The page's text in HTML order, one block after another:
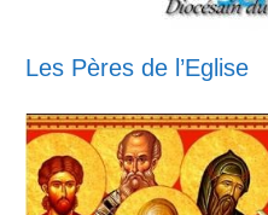
Les Pères de l’Eglise